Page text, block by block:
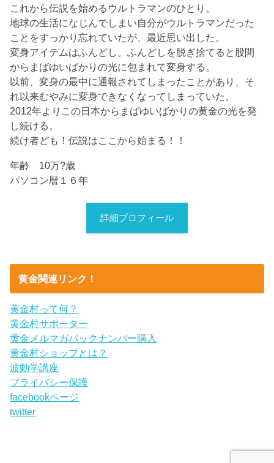
これから伝説を始めるウルトラマンのひとり。
地球の生活になじんでしまい自分がウルトラマンだった
ことをすっかり忘れていたが、最近思い出した。
変身アイテムはふんどし。ふんどしを脱ぎ捨てると股間
からまばゆいばかりの光に包まれて変身する。
以前、変身の最中に通報されてしまったことがあり、そ
れ以来むやみに変身できなくなってしまっていた。
2012年よりこの日本からまばゆいばかりの黄金の光を発
し続ける。
続け者ども！伝説はここから始まる！！
年齢 10万?歳
パソコン暦１６年
詳細プロフィール
黄金関連リンク！
黄金村って何？
黄金村サポーター
黄金メルマガバックナンバー購入
黄金村ショップとは？
波動学講座
プライバシー保護
facebookページ
twitter